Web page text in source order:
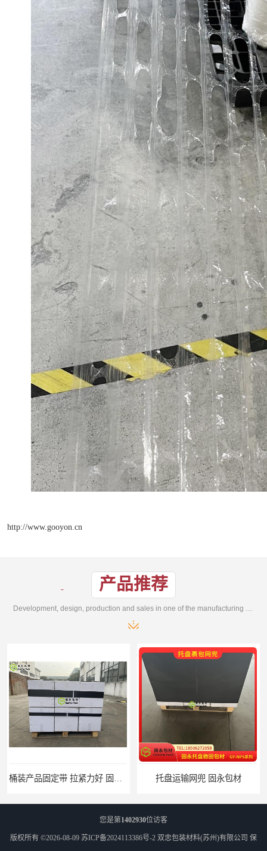
http://www.gooyon.cn
产品推荐
Development, design, production and sales in one of the manufacturing enterprises
托盘运输网兜 固永包材
您是第1402930位访客
版权所有 ©2026-08-09 苏ICP备2024113386号-2 双忠包装材料(苏州)有限公司 保